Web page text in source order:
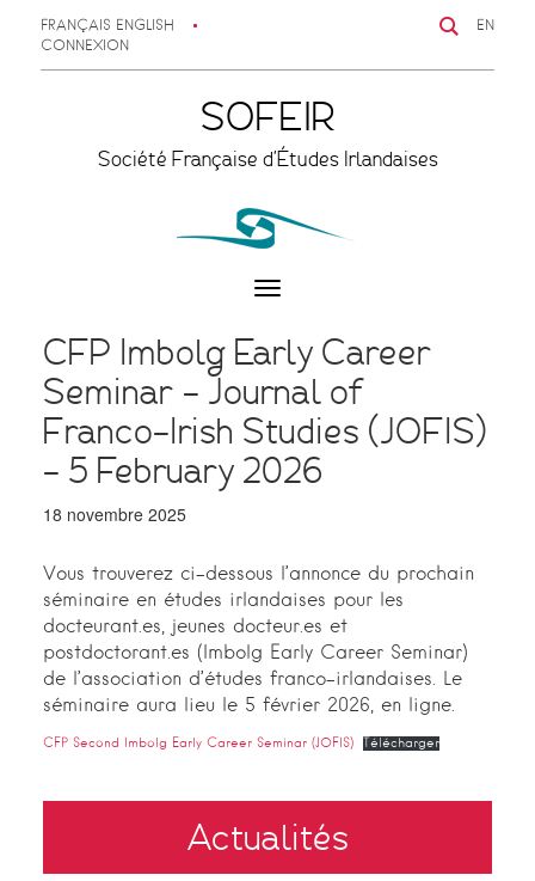
FRANÇAIS ENGLISH
CONNEXION
EN
SOFEIR
Société Française d'Études Irlandaises
Toggle
CFP Imbolg Early Career
Seminar – Journal of
Franco-Irish Studies (JOFIS)
– 5 February 2026
18 novembre 2025
Vous trouverez ci-dessous l’annonce du prochain
séminaire en études irlandaises pour les
docteurant.es, jeunes docteur.es et
postdoctorant.es (Imbolg Early Career Seminar)
de l’association d’études franco-irlandaises. Le
séminaire aura lieu le 5 février 2026, en ligne.
CFP Second Imbolg Early Career Seminar (JOFIS) Télécharger
Actualités